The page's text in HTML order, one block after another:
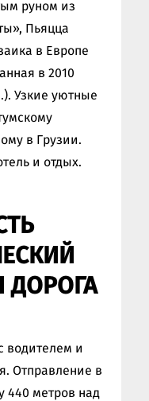
руном из
Пьяцца
в Европе
в 2010
Узкие уютные
в Грузии.
и отдых.
ДОРОГА
водителем и
Отправление в
440 метров над